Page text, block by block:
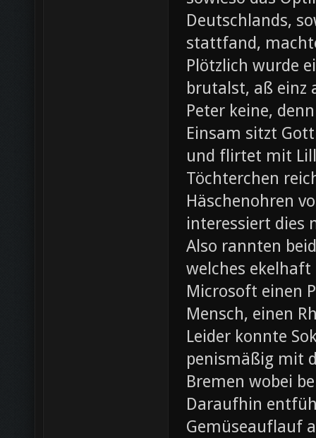
Deutschlands,
stattfand,
Plötzlich wurde
brutalst, aß einz
Peter keine,
Einsam sitzt
und flirtet mit
Töchterchen
Häschenohren
interessiert dies
Also rannten
welches
Microsoft einen
Mensch, einen
Leider konnte
penismäßig mit
Bremen wobei
Daraufhin
Gemüseauflauf